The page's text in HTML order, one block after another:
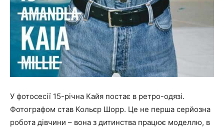
У фотосесії 15-річна Кайя постає в ретро-одязі.
Фотографом став Кольєр Шорр. Це не перша серйозна
робота дівчини – вона з дитинства працює моделлю, в